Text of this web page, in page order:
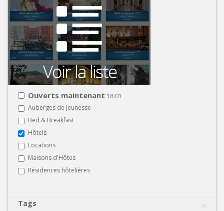
Ouverts maintenant 18:01
Auberges de jeunesse
Bed & Breakfast
Hôtels
Locations
Maisons d'Hôtes
Résidences hôtelières
Tags